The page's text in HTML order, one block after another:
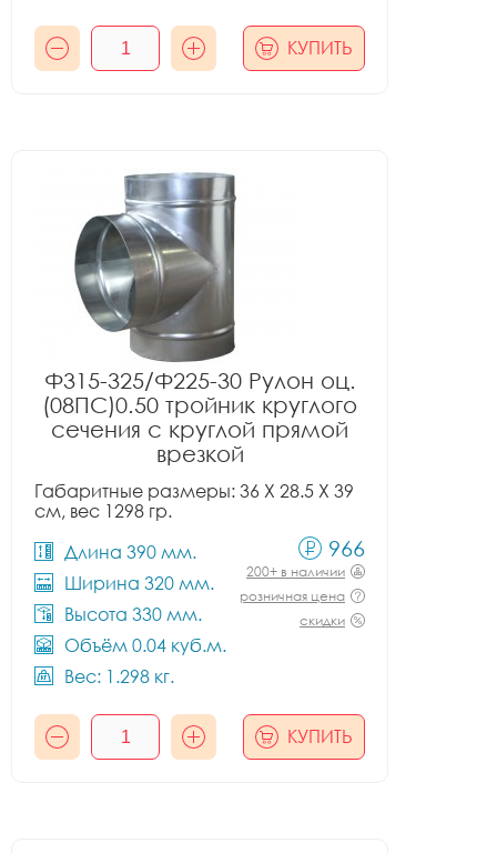
КУПИТЬ
Ф315-325/Ф225-30 Рулон оц.
(08ПС)0.50 тройник круглого
сечения с круглой прямой
врезкой
Габаритные размеры: 36 X 28.5 X 39
см, вес 1298 гр.
Длина 390 мм.
Ширина 320 мм.
Высота 330 мм.
Объём 0.04 куб.м.
Вес: 1.298 кг.
966
200+ в наличии
розничная цена
скидки
КУПИТЬ